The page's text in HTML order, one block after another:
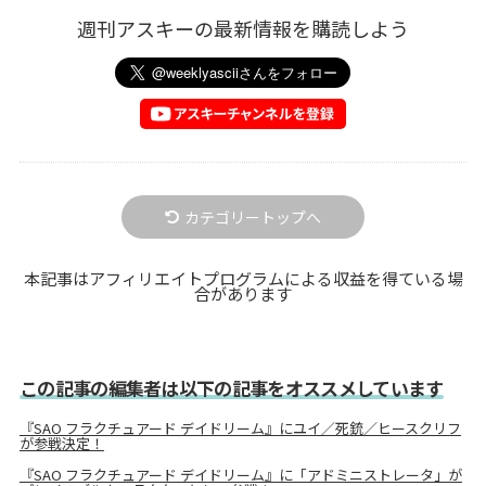
週刊アスキーの最新情報を購読しよう
カテゴリートップへ
本記事はアフィリエイトプログラムによる収益を得ている場
合があります
この記事の編集者は以下の記事をオススメしています
『SAO フラクチュアード デイドリーム』にユイ／死銃／ヒースクリフ
が参戦決定！
『SAO フラクチュアード デイドリーム』に「アドミニストレータ」が